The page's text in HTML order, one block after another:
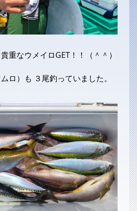
重なウメイロGET！！（＾＾）
ロ）も ３尾釣っていました。